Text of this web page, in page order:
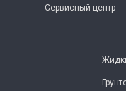
Сервисный центр